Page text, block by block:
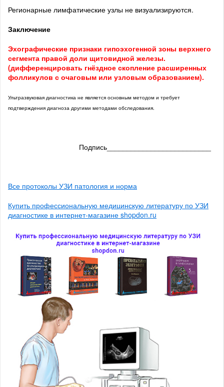
Регионарные лимфатические узлы не визуализируются.
Заключение
Эхографические признаки гипоэхогенной зоны верхнего
сегмента правой доли щитовидной железы.
(дифференцировать гнёздное скопление расширенных
фолликулов с очаговым или узловым образованием).
Ультразвуковая диагностика не является основным методом и требует
подтверждения диагноза другими методами обследования.
Подпись__________________________
Все протоколы УЗИ патология и норма
Купить профессиональную медицинскую литературу по УЗИ
диагностике в интернет-магазине shopdon.ru